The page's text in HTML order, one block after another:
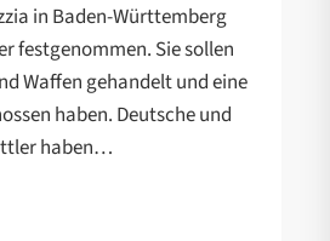
in Baden-Württemberg
festgenommen. Sie sollen
Waffen gehandelt und eine
haben. Deutsche und
haben…